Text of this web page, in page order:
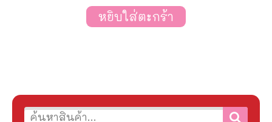
หยิบใส่ตะกร้า